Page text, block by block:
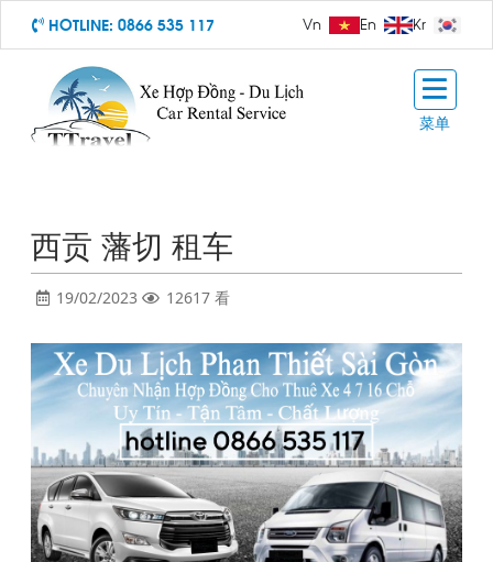
HOTLINE:0866 535 117 Vn En Kr
菜单
西贡 藩切 租车
19/02/2023 12617 看